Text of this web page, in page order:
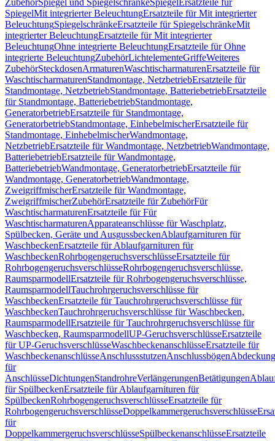
ZubehörSpiegel und SpiegelschränkeSpiegel Ersatzteile für
SpiegelMit integrierter BeleuchtungErsatzteile für Mit integrierter
BeleuchtungSpiegelschränkeErsatzteile für SpiegelschränkeMit
integrierter BeleuchtungErsatzteile für Mit integrierter
BeleuchtungOhne integrierte BeleuchtungErsatzteile für Ohne
integrierte BeleuchtungZubehörLichtelementeGriffeWeiteres
ZubehörSteckdosenArmaturenWaschtischarmaturenErsatzteile für
WaschtischarmaturenStandmontage, NetzbetriebErsatzteile für
Standmontage, NetzbetriebStandmontage, BatteriebetriebErsatzteile
für Standmontage, BatteriebetriebStandmontage,
GeneratorbetriebErsatzteile für Standmontage,
GeneratorbetriebStandmontage, EinhebelmischerErsatzteile für
Standmontage, EinhebelmischerWandmontage,
NetzbetriebErsatzteile für Wandmontage, NetzbetriebWandmontage,
BatteriebetriebErsatzteile für Wandmontage,
BatteriebetriebWandmontage, GeneratorbetriebErsatzteile für
Wandmontage, GeneratorbetriebWandmontage,
ZweigriffmischerErsatzteile für Wandmontage,
ZweigriffmischerZubehörErsatzteile für ZubehörFür
WaschtischarmaturenErsatzteile für Für
WaschtischarmaturenApparateanschlüsse für Waschplatz,
Spülbecken, Geräte und AusgussbeckenAblaufgarnituren für
WaschbeckenErsatzteile für Ablaufgarnituren für
WaschbeckenRohrbogengeruchsverschlüsseErsatzteile für
RohrbogengeruchsverschlüsseRohrbogengeruchsverschlüsse,
RaumsparmodellErsatzteile für Rohrbogengeruchsverschlüsse,
RaumsparmodellTauchrohrgeruchsverschlüsse für
WaschbeckenErsatzteile für Tauchrohrgeruchsverschlüsse für
WaschbeckenTauchrohrgeruchsverschlüsse für Waschbecken,
RaumsparmodellErsatzteile für Tauchrohrgeruchsverschlüsse für
Waschbecken, RaumsparmodellUP-GeruchsverschlüsseErsatzteile
für UP-GeruchsverschlüsseWaschbeckenanschlüsseErsatzteile für
WaschbeckenanschlüsseAnschlussstutzenAnschlussbögen
für
AnschlüsseDichtungenStandrohreVerlängerungenBetätigungen
für SpülbeckenErsatzteile für Ablaufgarnituren für
SpülbeckenRohrbogengeruchsverschlüsseErsatzteile für
RohrbogengeruchsverschlüsseDoppelkammergeruchsverschlüsse
für
DoppelkammergeruchsverschlüsseSpülbeckenanschlüsseErsatzteile